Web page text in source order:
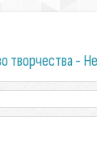
творчества -